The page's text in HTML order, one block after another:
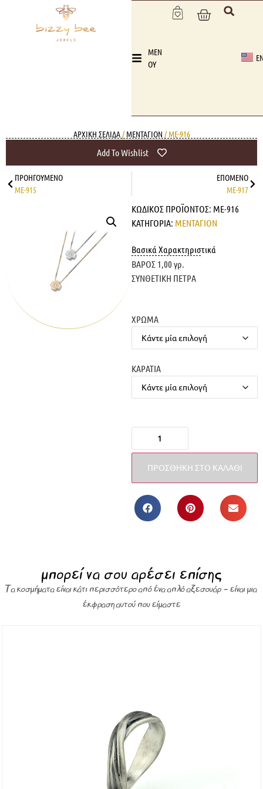
MEN
OY
ΑΡΧΙΚΉ ΣΕΛΊΔΑ/ ΜΕΝΤΑΓΙΟΝ / ME-916
Add To Wishlist
ΠΡΟΗΓΟΎΜΕΝΟ
ME-915
ΕΠΌΜΕΝΟ
ME-917
ΚΩΔΙΚΌΣ ΠΡΟΪΌΝΤΟΣ: ME-916
ΚΑΤΗΓΟΡΊΑ: ΜΕΝΤΑΓΙΟΝ
Βασικά Χαρακτηριστικά
ΒΑΡΟΣ 1,00 γρ.
ΣΥΝΘΕΤΙΚΗ ΠΕΤΡΑ
ΧΡΩΜΑ
ΚΑΡΑΤΙΑ
ΠΡΟΣΘΉΚΗ ΣΤΟ ΚΑΛΆΘΙ
μπορεί να σου αρέσει επίσης
Τα κοσμήματα είναι κάτι περισσότερο από ένα απλό αξεσουάρ – είναι μια
έκφραση αυτού που είμαστε